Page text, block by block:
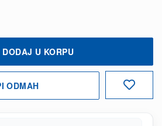
4K Qled TV količina
DODAJ U KORPU
ODMAH